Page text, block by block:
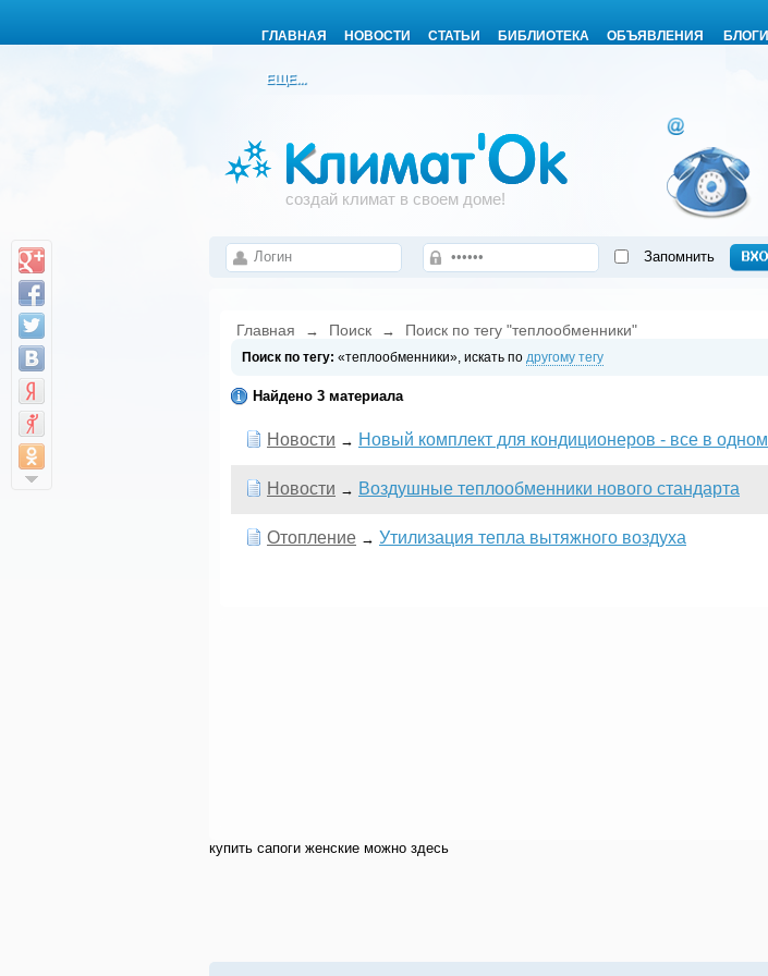
ГЛАВНАЯ НОВОСТИ СТАТЬИ БИБЛИОТЕКА ОБЪЯВЛЕНИЯ БЛОГИ
ЕЩЕ...
создай климат в своем доме!
Запомнить
Главная → Поиск → Поиск по тегу "теплообменники"
Поиск по тегу: «теплообменники», искать по другому тегу
Найдено 3 материала
Новости → Новый комплект для кондиционеров - все в одном
Новости → Воздушные теплообменники нового стандарта
Отопление → Утилизация тепла вытяжного воздуха
купить cапоги женские можно здесь